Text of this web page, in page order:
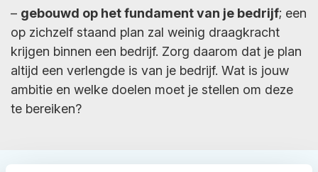
– gebouwd op het fundament van je bedrijf; een
op zichzelf staand plan zal weinig draagkracht
krijgen binnen een bedrijf. Zorg daarom dat je plan
altijd een verlengde is van je bedrijf. Wat is jouw
ambitie en welke doelen moet je stellen om deze
te bereiken?